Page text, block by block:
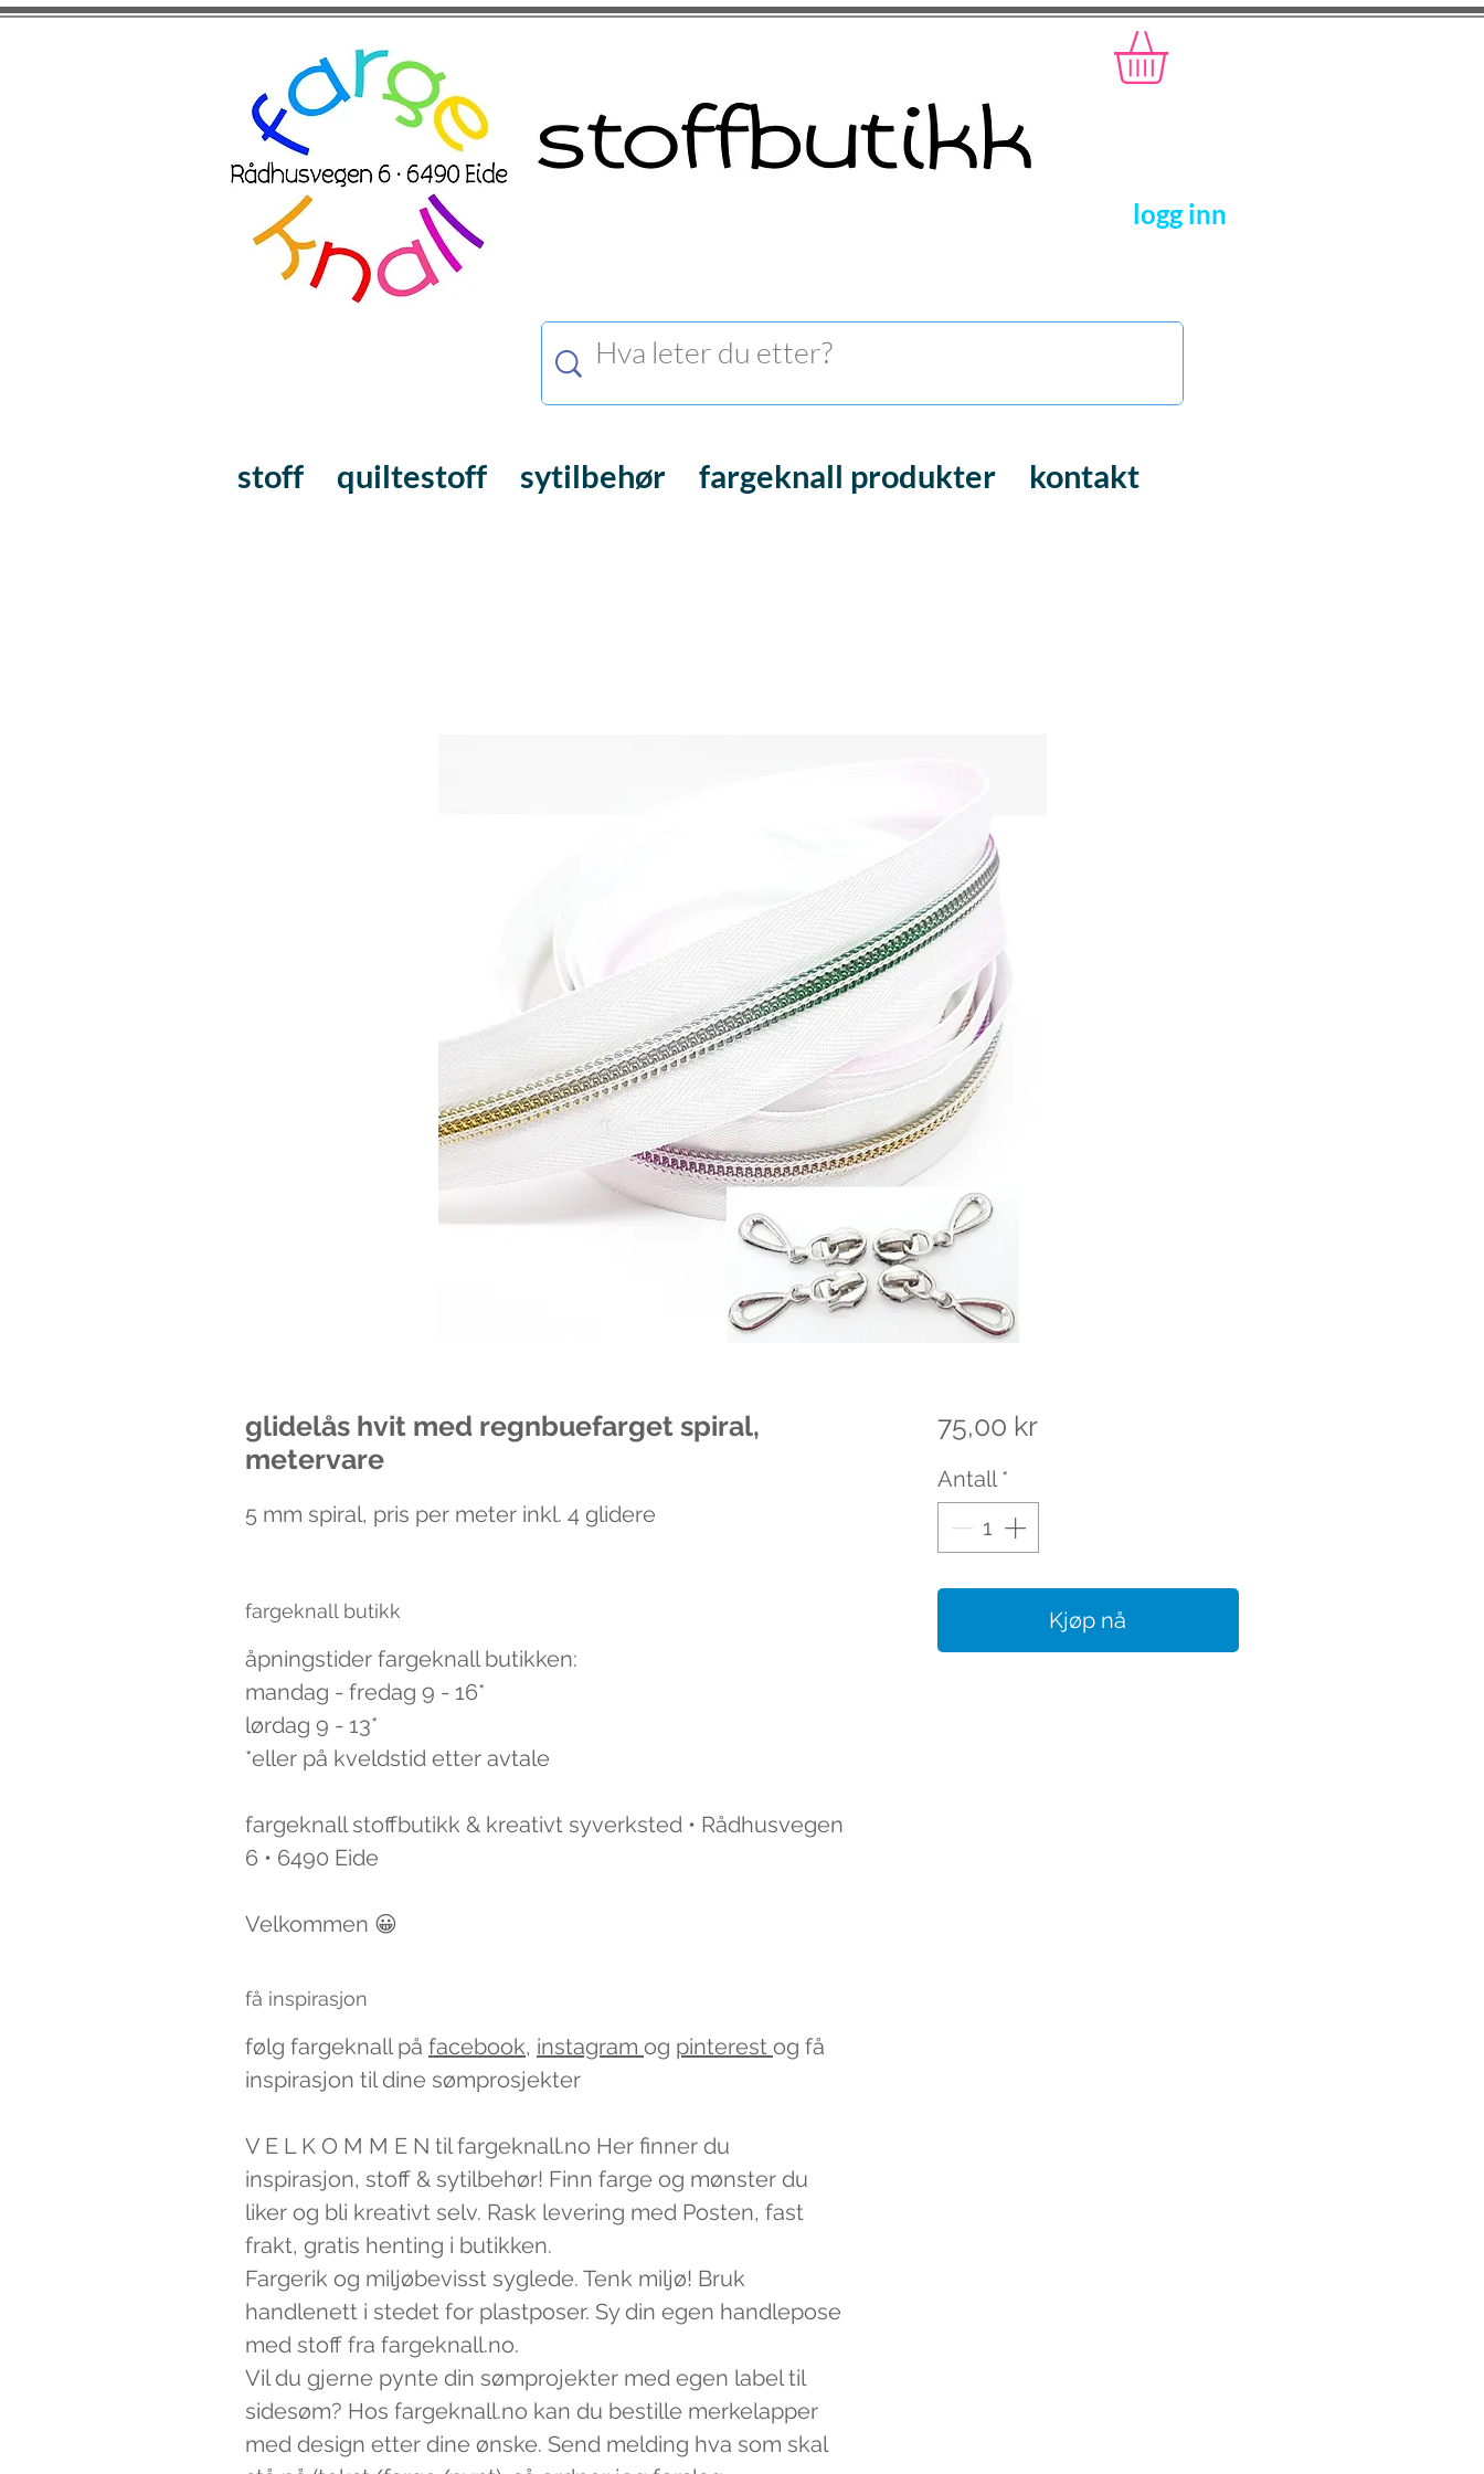
logg inn
stoff quiltestoff sytilbehør fargeknall produkter kontakt
glidelås hvit med regnbuefarget spiral,
metervare
5 mm spiral, pris per meter inkl. 4 glidere
fargeknall butikk
åpningstider fargeknall butikken:
mandag - fredag 9 - 16*
lørdag 9 - 13*
*eller på kveldstid etter avtale
fargeknall stoffbutikk & kreativt syverksted • Rådhusvegen
6 • 6490 Eide
Velkommen 😀
få inspirasjon
følg fargeknall på facebook, instagram og pinterest og få
inspirasjon til dine sømprosjekter
V E L K O M M E N til fargeknall.no Her finner du
inspirasjon, stoff & sytilbehør! Finn farge og mønster du
liker og bli kreativt selv. Rask levering med Posten, fast
frakt, gratis henting i butikken.
Fargerik og miljøbevisst syglede. Tenk miljø! Bruk
handlenett i stedet for plastposer. Sy din egen handlepose
med stoff fra fargeknall.no.
Vil du gjerne pynte din sømprojekter med egen label til
sidesøm? Hos fargeknall.no kan du bestille merkelapper
med design etter dine ønske. Send melding hva som skal
75,00 krPris
Antall *
Kjøp nå